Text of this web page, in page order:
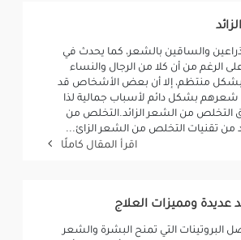
والساقين بالشعر، كما يحدث في
الرغم من أن كلا من الرجال والنساء
بشكل منتظم، إلا أن بعض الأشخاص قد
بشكل دائم لأسباب جمالية لذا
من الشعر الزائد.التخلص من
من تقنيات التخلص من الشعر الزائ...
اقرأ المقال كاملًا
عديدة ومميزات العلاج
البروتينات التي تمنح البشرة والشعر